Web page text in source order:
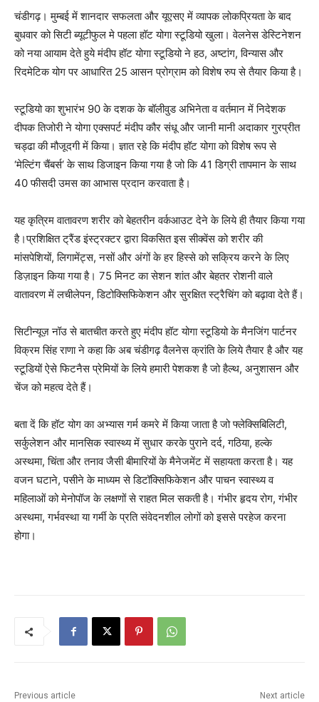
चंडीगढ़। मुम्बई में शानदार सफलता और यूएसए में व्यापक लोकप्रियता के बाद
बुधवार को सिटी ब्यूटीफुल मे पहला हॉट योगा स्टूडियो खुला। वेलनेस डेस्टिनेशन
को नया आयाम देते हुये मंदीप हॉट योगा स्टूडियो ने हठ, अष्टांग, विन्यास और
रिदमेटिक योग पर आधारित 25 आसन प्रोग्राम को विशेष रुप से तैयार किया है।
स्टूडियो का शुभारंभ 90 के दशक के बॉलीवुड अभिनेता व वर्तमान में निदेशक
दीपक तिजोरी ने योगा एक्सपर्ट मंदीप कौर संधू और जानी मानी अदाकार गुरप्रीत
चड्ढा की मौजूदगी में किया। ज्ञात रहे कि मंदीप हॉट योगा को विशेष रूप से
‘मेल्टिंग चैंबर्स‘ के साथ डिजाइन किया गया है जो कि 41 डिग्री तापमान के साथ
40 फीसदी उमस का आभास प्रदान करवाता है।
यह कृत्रिम वातावरण शरीर को बेहतरीन वर्कआउट देने के लिये ही तैयार किया गया
है।प्रशिक्षित ट्रैंड इंस्ट्रक्टर द्वारा विकसित इस सीक्वेंस को शरीर की
मांसपेशियों, लिगामेंट्स, नसों और अंगों के हर हिस्से को सक्रिय करने के लिए
डिज़ाइन किया गया है। 75 मिनट का सेशन शांत और बेहतर रोशनी वाले
वातावरण में लचीलेपन, डिटोक्सिफिकेशन और सुरक्षित स्ट्रैचिंग को बढ़ावा देते हैं।
सिटीन्यूज़ नॉउ से बातचीत करते हुए मंदीप हॉट योगा स्टूडियो के मैनजिंग पार्टनर
विक्रम सिंह राणा ने कहा कि अब चंडीगढ़ वैलनेस क्रांति के लिये तैयार है और यह
स्टूडियों ऐसे फिटनैस प्रेमियों के लिये हमारी पेशकश है जो हैल्थ, अनुशासन और
चेंज को महत्व देते हैं।
बता दें कि हॉट योग का अभ्यास गर्म कमरे में किया जाता है जो फ्लेक्सिबिलिटी,
सर्कुलेशन और मानसिक स्वास्थ्य में सुधार करके पुराने दर्द, गठिया, हल्के
अस्थमा, चिंता और तनाव जैसी बीमारियों के मैनेजमेंट में सहायता करता है। यह
वजन घटाने, पसीने के माध्यम से डिटॉक्सिफिकेशन और पाचन स्वास्थ्य व
महिलाओं को मेनोपॉज के लक्षणों से राहत मिल सकती है। गंभीर हृदय रोग, गंभीर
अस्थमा, गर्भवस्था या गर्मी के प्रति संवेदनशील लोगों को इससे परहेज करना
होगा।
Previous article Next article